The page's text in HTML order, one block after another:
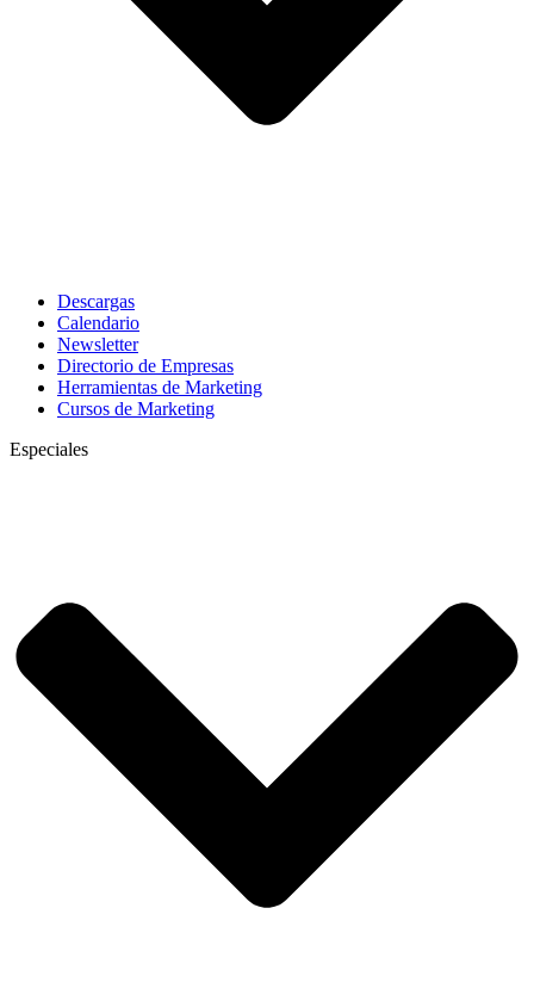
Descargas
Calendario
Newsletter
Directorio de Empresas
Herramientas de Marketing
Cursos de Marketing
Especiales